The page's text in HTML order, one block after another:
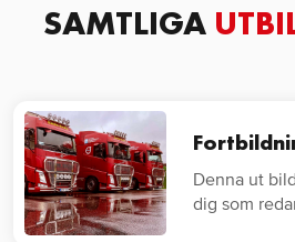
SAMTLIGA
Denna ut
dig som